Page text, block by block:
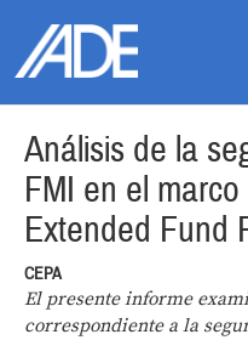
Análisis de la
FMI en el
Extended Fund
CEPA
El presente informe
correspondiente a la